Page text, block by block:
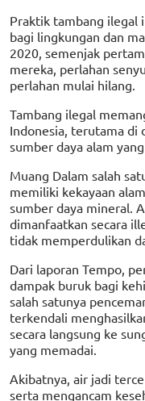
Praktik tambang ilegal
bagi lingkungan dan
2020, semenjak
mereka, perlahan
perlahan mulai hilang.
Tambang ilegal
Indonesia, terutama di
sumber daya alam
Muang Dalam salah
memiliki kekayaan
sumber daya mineral.
dimanfaatkan secara
tidak memperdulikan
Dari laporan Tempo,
dampak buruk bagi
salah satunya
terkendali
secara langsung ke
yang memadai.
Akibatnya, air jadi
serta mengancam